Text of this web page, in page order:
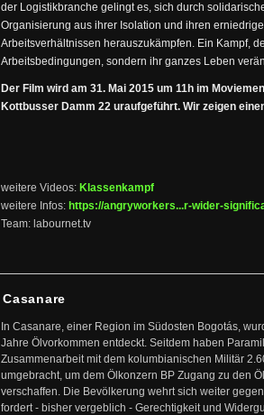
der Logistikbranche gelingt es, sich durch
Organisierung aus ihrer Isolation und ihren
Arbeitsverhältnissen herauszukämpfen. Ein Kampf,
Arbeitsbedingungen, sondern ihr ganzes Leben
Der Film wird am 31. Mai 2015 um 11h im
Kottbusser Damm 22 uraufgeführt. Wir zeigen
weitere Videos: Klassenkampf
weitere Infos: https://angryworkers...r-wider-
Team: labournet.tv
Casanare
In Casanare, einer Region im Südosten Bogotás,
Jahre Ölvorkommen entdeckt. Seitdem haben
Zusammenarbeit mit dem kolumbianischen Militär
umgebracht, um dem Ölkonzern BP Zugang zu den
verschaffen. Die Bevölkerung wehrt sich weiter
fordert - bisher vergeblich - Gerechtigkeit und